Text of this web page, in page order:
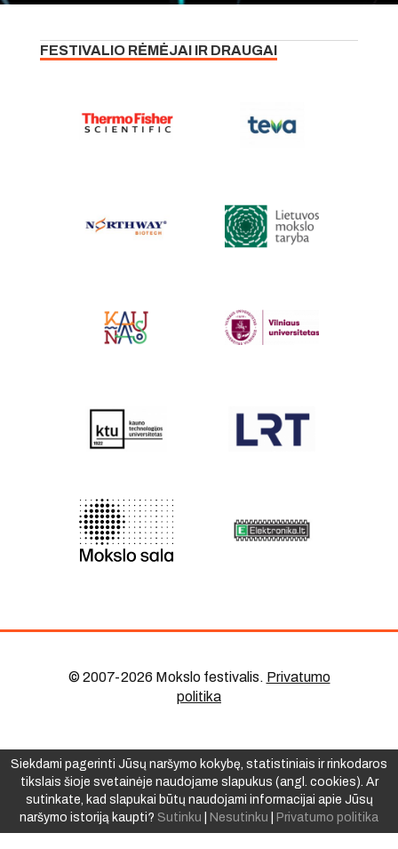
FESTIVALIO RĖMĖJAI IR DRAUGAI
© 2007-2026 Mokslo festivalis. Privatumo
politika
Siekdami pagerinti Jūsų naršymo kokybę, statistiniais ir rinkodaros
tikslais šioje svetainėje naudojame slapukus (angl. cookies). Ar
sutinkate, kad slapukai būtų naudojami informacijai apie Jūsų
naršymo istoriją kaupti? Sutinku Nesutinku Privatumo politika